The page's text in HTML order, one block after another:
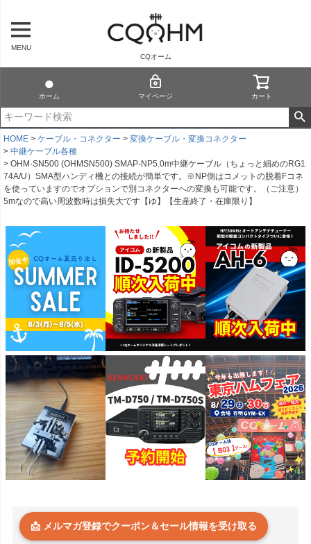
MENU
CQオーム
ホーム マイページ カート
HOME ケーブル・コネクター
変換ケーブル・変換コネクター
中継ケーブル各種
OHM-SN500 (OHMSN500) SMAP-NP5.0m中継ケーブル（ちょっと細めのRG1
74A/U）SMA型ハンディ機との接続が簡単です。※NP側はコメットの脱着Fコネ
を使っていますのでオプションで別コネクターへの変換も可能です。（ご注意）
5mなので高い周波数時は損失大です【ゆ】【生産終了・在庫限り】
📩 メルマガ登録でクーポン＆セール情報を受け取る